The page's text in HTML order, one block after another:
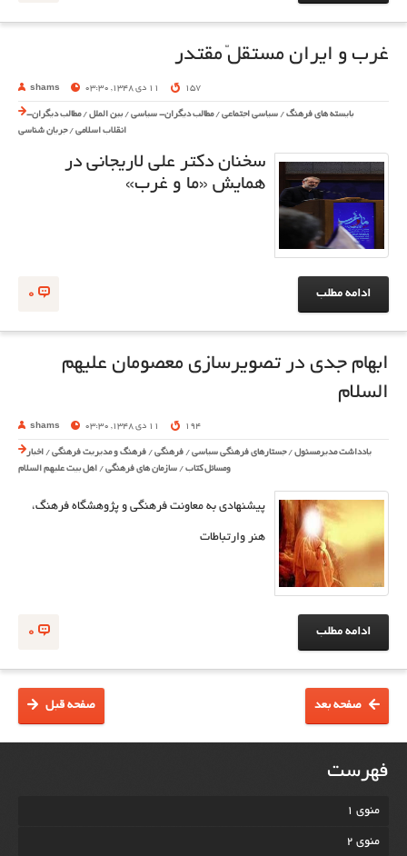
غرب و ایران مستقلّ مقتدر
shams 11 دی 1348, 03:30 157
بایسته های فرهنگ / سیاسی اجتماعی /مطالب دیگران- سیاسی /بین الملل /مطالب دیگران-
انقلاب اسلامی /جریان شناسی
سخنان دکتر علی لاریجانی در
همایش «ما و غرب»
0 ادامه مطلب
ابهام جدی در تصویرسازی معصومان علیهم
السلام
shams 11 دی 1348, 03:30 194
یادداشت مدیرمسئول /جستارهای فرهنگی سیاسی / فرهنگی / فرهنگ و مدیریت فرهنگی / اخبار
ومسائل کتاب / سازمان های فرهنگی / اهل بیت علیهم السلام
پیشنهادی به معاونت فرهنگی و پژوهشگاه فرهنگ،
هنر وارتباطات
0 ادامه مطلب
صفحه قبل صفحه بعد
فهرست
منوی 1
منوی 2